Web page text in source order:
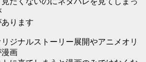
ります
ジナルストーリー展開やアニメオリ
漫画